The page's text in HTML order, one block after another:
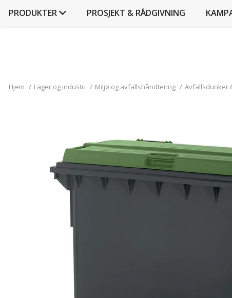
PRODUKTER PROSJEKT & RÅDGIVNING
Hjem / Lager og industri / Miljø og avfallshåndtering / Avfallsdunker